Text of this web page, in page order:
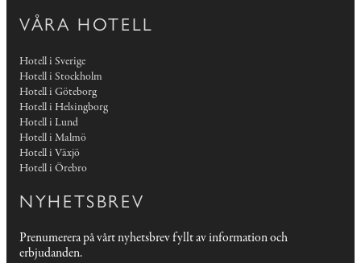
VÅRA HOTELL
Hotell i Sverige
Hotell i Stockholm
Hotell i Göteborg
Hotell i Helsingborg
Hotell i Lund
Hotell i Malmö
Hotell i Växjö
Hotell i Örebro
NYHETSBREV
Prenumerera på vårt nyhetsbrev fyllt av information och
erbjudanden.